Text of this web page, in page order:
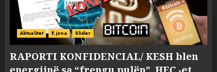
Aktualitet E jona Slider
RAPORTI KONFIDENCIAL/ KESH blen